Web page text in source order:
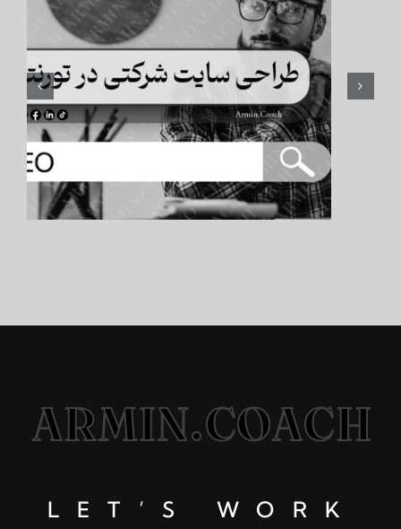
ARMIN.COACH
LET’S WORK